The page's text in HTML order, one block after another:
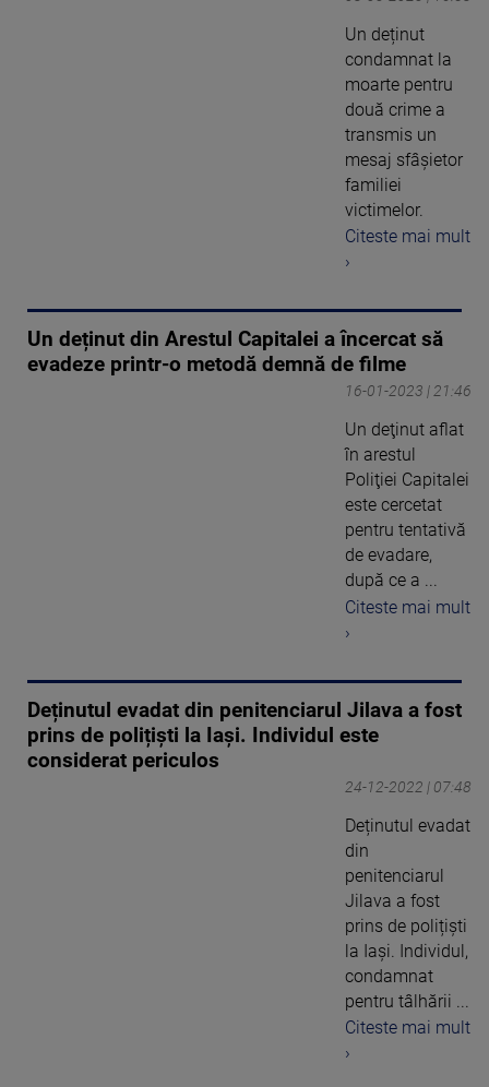
Un deținut
condamnat la
moarte pentru
două crime a
transmis un
mesaj sfâșietor
familiei
victimelor.
Citeste mai mult
›
Un deținut din Arestul Capitalei a încercat să
evadeze printr-o metodă demnă de filme
16-01-2023 | 21:46
Un deţinut aflat
în arestul
Poliţiei Capitalei
este cercetat
pentru tentativă
de evadare,
după ce a ...
Citeste mai mult
›
Deținutul evadat din penitenciarul Jilava a fost
prins de polițiști la Iași. Individul este
considerat periculos
24-12-2022 | 07:48
Deținutul evadat
din
penitenciarul
Jilava a fost
prins de polițiști
la Iași. Individul,
condamnat
pentru tâlhării ...
Citeste mai mult
›